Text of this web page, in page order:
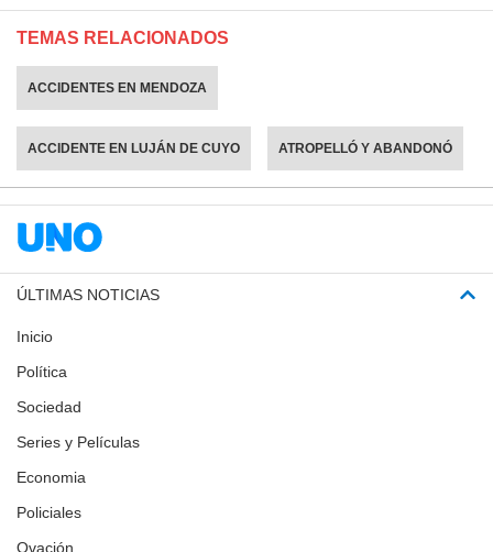
TEMAS RELACIONADOS
ACCIDENTES EN MENDOZA
ACCIDENTE EN LUJÁN DE CUYO ATROPELLÓ Y ABANDONÓ
ÚLTIMAS NOTICIAS
Inicio
Política
Sociedad
Series y Películas
Economia
Policiales
Ovación